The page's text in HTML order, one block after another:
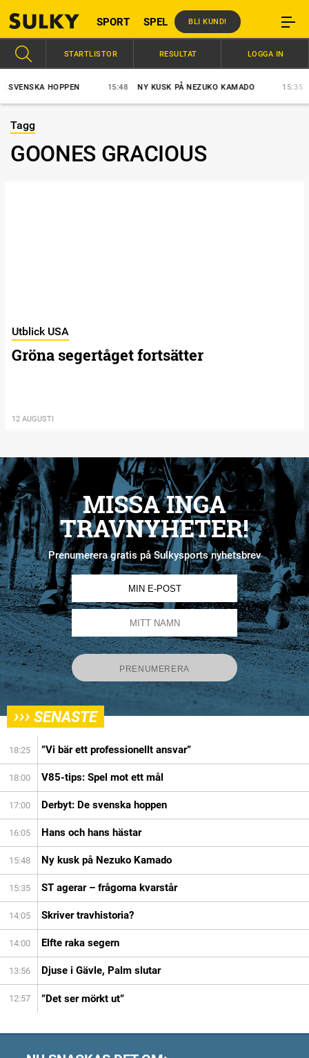
SPORT SPEL BLI KUND!
HOPPEN 15:48 NY KUSK PÅ NEZUKO KAMADO 15:35 ST
STARTLISTOR RESULTAT LOGGA IN
Tagg
GOONES GRACIOUS
Utblick USA
Gröna segertåget fortsätter
12 AUGUSTI
MISSA INGA
TRAVNYHETER!
Prenumerera gratis på Sulkysports nyhetsbrev
››› SENASTE
18:25 ”Vi bär ett professionellt ansvar”
18:00 V85-tips: Spel mot ett mål
17:00 Derbyt: De svenska hoppen
16:05 Hans och hans hästar
15:48 Ny kusk på Nezuko Kamado
15:35 ST agerar – frågorna kvarstår
14:05 Skriver travhistoria?
14:00 Elfte raka segern
13:56 Djuse i Gävle, Palm slutar
12:57 ”Det ser mörkt ut”